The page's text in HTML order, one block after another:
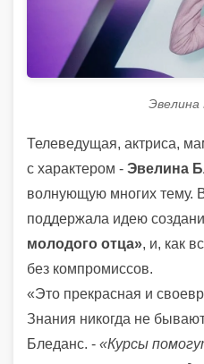
Эвелина
Телеведущая, актриса,
с характером - Эвелина
волнующую многих тему.
поддержала идею
молодого отца», и, как
без компромиссов.
«Это прекрасная и
Знания никогда не
Бледанс. - «Курсы